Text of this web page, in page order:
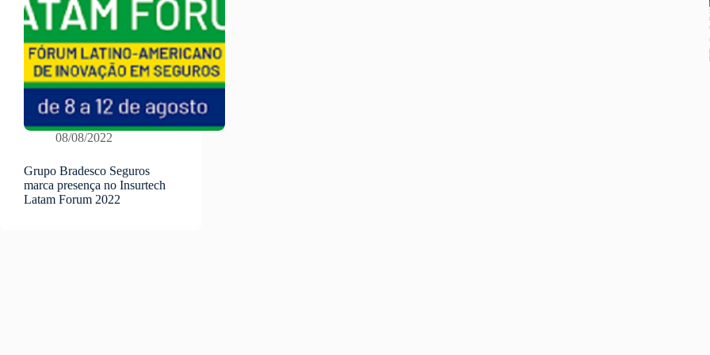
08/08/2022
Grupo Bradesco Seguros
marca presença no Insurtech
Latam Forum 2022